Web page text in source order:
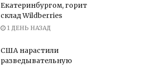
Екатеринбургом, горит
склад Wildberries
1 ДЕНЬ НАЗАД
США нарастили
разведывательную